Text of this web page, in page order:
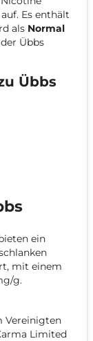
Es enthält
als Normal
Übbs
Übbs
ein
mit einem
g.
Vereinigten
Limited